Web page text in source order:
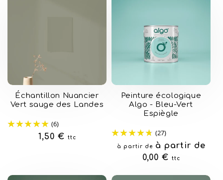
Échantillon Nuancier
Vert sauge des Landes
(6)
Prix
1,50 € ttc
Peinture écologique
Algo - Bleu-Vert
Espiègle
(27)
Prix
habituel
à partir de
à partir de
0,00 €
ttc